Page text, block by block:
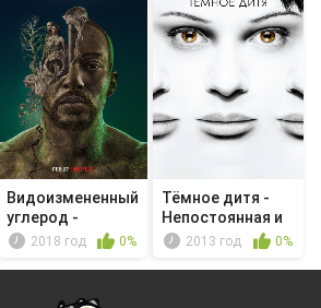
Видоизмененный
углерод -
Призрак
2018 год 0%
Тёмное дитя -
Непостоянная и
полная в...
2013 год 0%